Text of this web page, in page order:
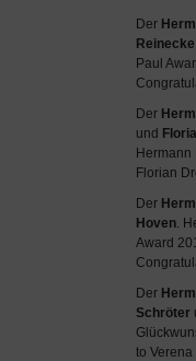
Der
Reinecke
Paul
Der
und
Hermann
Florian
Der
Hoven.
Award
Der
Schröter
to